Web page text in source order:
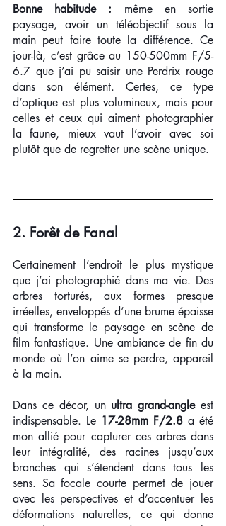
Bonne habitude : même en sortie
paysage, avoir un téléobjectif sous la
main peut faire toute la différence. Ce
jour-là, c’est grâce au 150-500mm F/5-
6.7 que j’ai pu saisir une Perdrix rouge
dans son élément. Certes, ce type
d’optique est plus volumineux, mais pour
celles et ceux qui aiment photographier
la faune, mieux vaut l’avoir avec soi
plutôt que de regretter une scène unique.
2. Forêt de Fanal
Certainement l’endroit le plus mystique
que j’ai photographié dans ma vie. Des
arbres torturés, aux formes presque
irréelles, enveloppés d’une brume épaisse
qui transforme le paysage en scène de
film fantastique. Une ambiance de fin du
monde où l’on aime se perdre, appareil
à la main.
Dans ce décor, un ultra grand-angle est
indispensable. Le 17-28mm F/2.8 a été
mon allié pour capturer ces arbres dans
leur intégralité, des racines jusqu’aux
branches qui s’étendent dans tous les
sens. Sa focale courte permet de jouer
avec les perspectives et d’accentuer les
déformations naturelles, ce qui donne